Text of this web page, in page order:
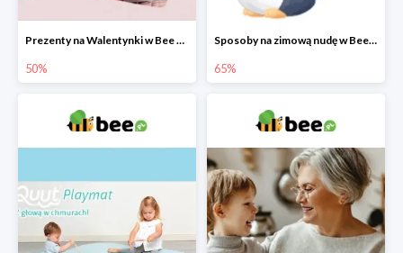
Prezenty na Walentynki w Bee do -50%
50%
Sposoby na zimową nudę w Bee do 65%
65%